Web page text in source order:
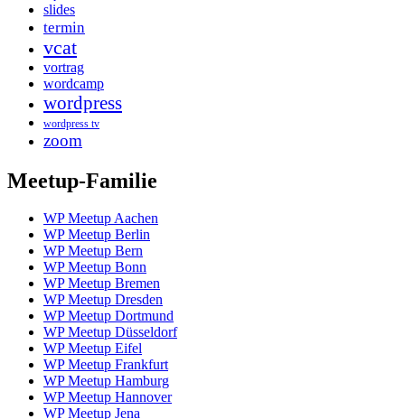
slides
termin
vcat
vortrag
wordcamp
wordpress
wordpress tv
zoom
Meetup-Familie
WP Meetup Aachen
WP Meetup Berlin
WP Meetup Bern
WP Meetup Bonn
WP Meetup Bremen
WP Meetup Dresden
WP Meetup Dortmund
WP Meetup Düsseldorf
WP Meetup Eifel
WP Meetup Frankfurt
WP Meetup Hamburg
WP Meetup Hannover
WP Meetup Jena